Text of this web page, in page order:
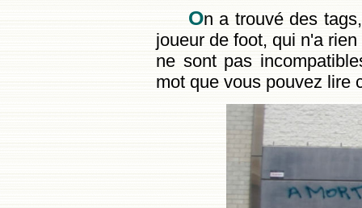
On a trouvé des
joueur de foot, qui n'a
ne sont pas
mot que vous pouvez lire